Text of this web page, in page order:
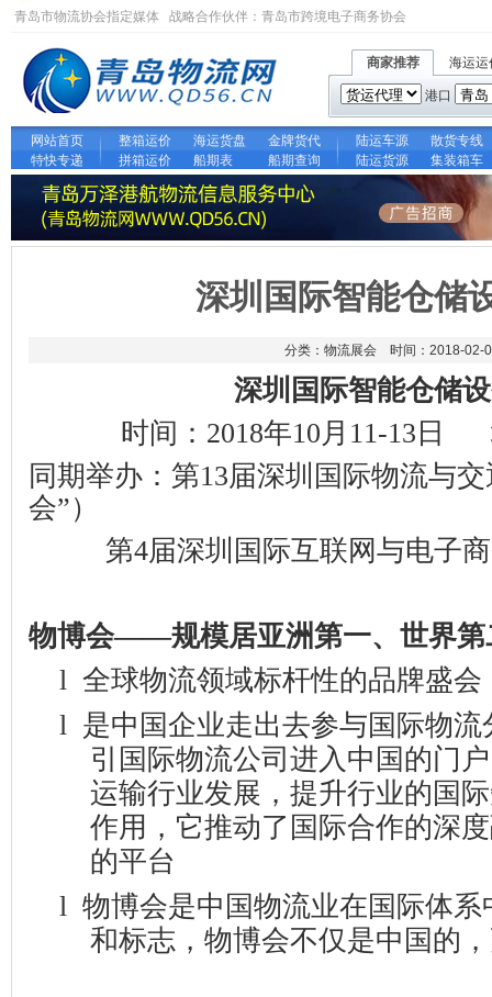
青岛市物流协会指定媒体 战略合作伙伴： 青岛市跨境电子商务协会
商家推荐 海运运
港口
网站首页 整箱运价 海运货盘 金牌货代 陆运车源
散货专线
特快专递
拼箱运价 船期表 船期查询 陆运货源 集装箱车
深圳国际智能仓储
分类：物流展会 时间：2018-
深圳国际智能仓储
时间： 2018年10月 11-13 日
同期举办： 第13届深圳国际物流与
会”）
第4届深圳国际互联网与电子
物博会——规模居亚洲第一、世界第
l 全球物流领域标杆性的品牌盛会
l 是中国企业走出去参与国际物
引国际物流公司进入中国的门
运输行业发展，提升行业的国
作用，它推动了国际合作的深
的平台
l 物博会是中国物流业在国际体
和标志，物博会不仅是中国的